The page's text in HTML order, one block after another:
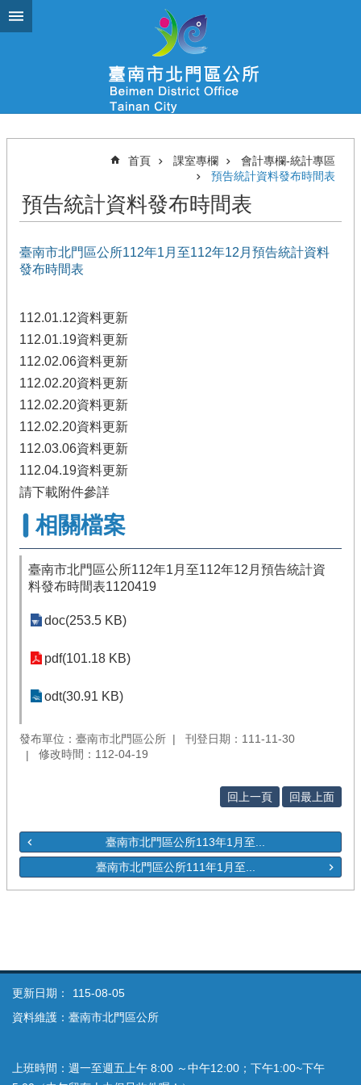
跳到主要內容區塊
首頁 課室專欄
會計專欄-統計專區
預告統計資料發布時間表
預告統計資料發布時間表
臺南市北門區公所112年1月至112年12月預告統計資料
發布時間表
112.01.12資料更新
112.01.19資料更新
112.02.06資料更新
112.02.20資料更新
112.02.20資料更新
112.02.20資料更新
112.03.06資料更新
112.04.19資料更新
請下載附件參詳
相關檔案
臺南市北門區公所112年1月至112年12月預告統計資
料發布時間表1120419
doc(253.5 KB)
pdf(101.18 KB)
odt(30.91 KB)
發布單位：臺南市北門區公所
刊登日期：111-11-30
修改時間：112-04-19
回上一頁 回最上面
臺南市北門區公所113年1月至...
臺南市北門區公所111年1月至...
更新日期：
115-08-05
資料維護：臺南市北門區公所
上班時間：週一至週五上午 8:00 ～中午12:00；下午1:00~下午